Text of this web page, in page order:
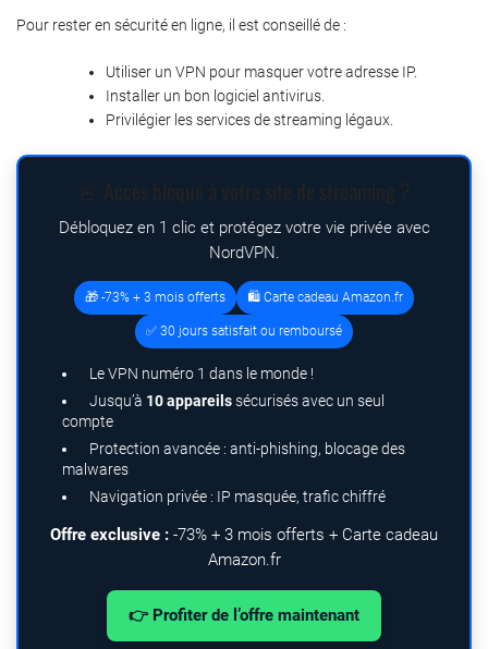
Pour rester en sécurité en ligne, il est conseillé de :
Utiliser un VPN pour masquer votre adresse IP.
Installer un bon logiciel antivirus.
Privilégier les services de streaming légaux.
Débloquez en 1 clic et protégez votre vie privée avec
NordVPN.
🎁 -73% + 3 mois offerts 🛍️ Carte cadeau Amazon.fr
✅ 30 jours satisfait ou remboursé
Le VPN numéro 1 dans le monde !
Jusqu’à 10 appareilssécurisés avec un seul
compte
Protection avancée : anti-phishing, blocage des
malwares
Navigation privée : IP masquée, trafic chiffré
Offre exclusive : -73% + 3 mois offerts + Carte cadeau
Amazon.fr
👉 Profiter de l’offre maintenant